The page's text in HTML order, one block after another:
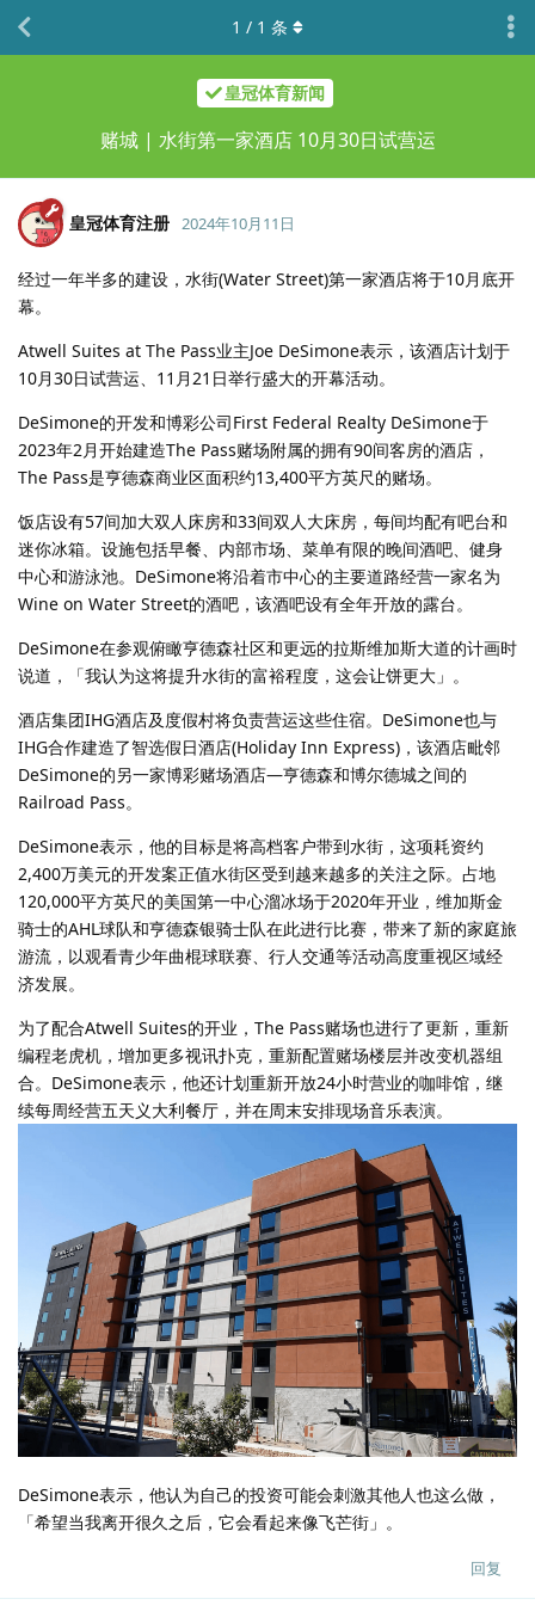
皇冠体育新闻
赌城 | 水街第一家酒店 10月30日试营运
1 / 1 条
皇冠体育注册 2024年10月11日
经过一年半多的建设，水街(Water Street)第一家酒店将于10月底开
幕。
Atwell Suites at The Pass业主Joe DeSimone表示，该酒店计划于
10月30日试营运、11月21日举行盛大的开幕活动。
DeSimone的开发和博彩公司First Federal Realty DeSimone于
2023年2月开始建造The Pass赌场附属的拥有90间客房的酒店，
The Pass是亨德森商业区面积约13,400平方英尺的赌场。
饭店设有57间加大双人床房和33间双人大床房，每间均配有吧台和
迷你冰箱。设施包括早餐、内部市场、菜单有限的晚间酒吧、健身
中心和游泳池。DeSimone将沿着市中心的主要道路经营一家名为
Wine on Water Street的酒吧，该酒吧设有全年开放的露台。
DeSimone在参观俯瞰亨德森社区和更远的拉斯维加斯大道的计画时
说道，「我认为这将提升水街的富裕程度，这会让饼更大」。
酒店集团IHG酒店及度假村将负责营运这些住宿。DeSimone也与
IHG合作建造了智选假日酒店(Holiday Inn Express)，该酒店毗邻
DeSimone的另一家博彩赌场酒店—亨德森和博尔德城之间的
Railroad Pass。
DeSimone表示，他的目标是将高档客户带到水街，这项耗资约
2,400万美元的开发案正值水街区受到越来越多的关注之际。占地
120,000平方英尺的美国第一中心溜冰场于2020年开业，维加斯金
骑士的AHL球队和亨德森银骑士队在此进行比赛，带来了新的家庭旅
游流，以观看青少年曲棍球联赛、行人交通等活动高度重视区域经
济发展。
为了配合Atwell Suites的开业，The Pass赌场也进行了更新，重新
编程老虎机，增加更多视讯扑克，重新配置赌场楼层并改变机器组
合。DeSimone表示，他还计划重新开放24小时营业的咖啡馆，继
续每周经营五天义大利餐厅，并在周末安排现场音乐表演。
DeSimone表示，他认为自己的投资可能会刺激其他人也这么做，
「希望当我离开很久之后，它会看起来像飞芒街」。
回复